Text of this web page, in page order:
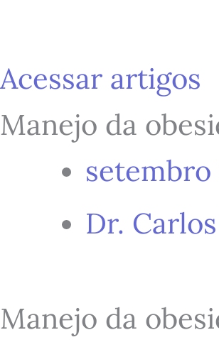
para
o
conteúdo
Acessar artigos
Manejo da
setembro
Dr.
Manejo da